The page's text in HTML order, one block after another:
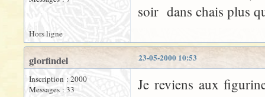
soir dans chais plus
Hors ligne
23-05-2000 10:53
glorfindel
Inscription : 2000
Messages : 33
Je reviens aux